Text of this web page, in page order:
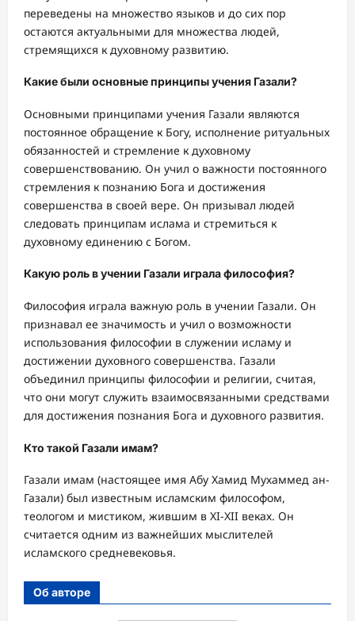
переведены на множество языков и до сих пор
остаются актуальными для множества людей,
стремящихся к духовному развитию.
Какие были основные принципы учения Газали?
Основными принципами учения Газали являются
постоянное обращение к Богу, исполнение ритуальных
обязанностей и стремление к духовному
совершенствованию. Он учил о важности постоянного
стремления к познанию Бога и достижения
совершенства в своей вере. Он призывал людей
следовать принципам ислама и стремиться к
духовному единению с Богом.
Какую роль в учении Газали играла философия?
Философия играла важную роль в учении Газали. Он
признавал ее значимость и учил о возможности
использования философии в служении исламу и
достижении духовного совершенства. Газали
объединил принципы философии и религии, считая,
что они могут служить взаимосвязанными средствами
для достижения познания Бога и духовного развития.
Кто такой Газали имам?
Газали имам (настоящее имя Абу Хамид Мухаммед ан-
Газали) был известным исламским философом,
теологом и мистиком, жившим в XI-XII веках. Он
считается одним из важнейших мыслителей
исламского средневековья.
Об авторе